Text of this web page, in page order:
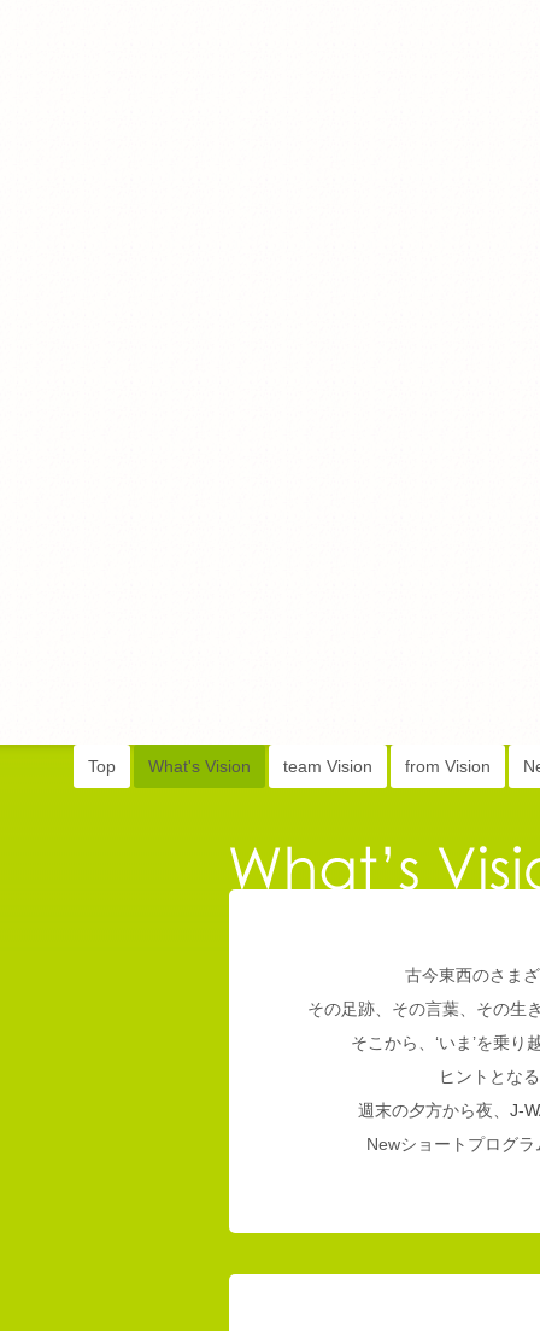
Top What's Vision team Vision from Vision
古今東西のさま
その足跡、その言葉、その生
そこから、‘いま’を乗
ヒントとな
週末の夕方から夜、 J-
Newショートプログ